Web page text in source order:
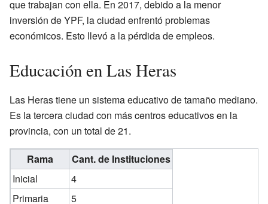
que trabajan con ella. En 2017, debido a la menor
inversión de YPF, la ciudad enfrentó problemas
económicos. Esto llevó a la pérdida de empleos.
Educación en Las Heras
Las Heras tiene un sistema educativo de tamaño mediano.
Es la tercera ciudad con más centros educativos en la
provincia, con un total de 21.
Rama
Cant. de Instituciones
Inicial
4
Primaria
5